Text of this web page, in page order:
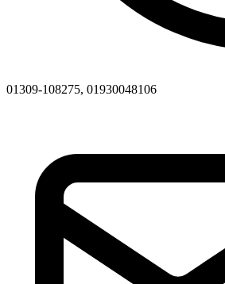
01309-108275, 01930048106